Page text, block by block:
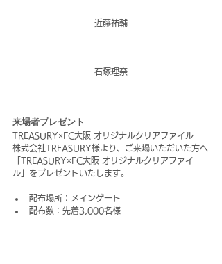
近藤祐輔
石塚理奈
来場者プレゼント
TREASURY×FC大阪 オリジナルクリアファイル
株式会社TREASURY様より、ご来場いただいた方へ
「TREASURY×FC大阪 オリジナルクリアファイ
ル」をプレゼントいたします。
配布場所：メインゲート
配布数：先着3,000名様